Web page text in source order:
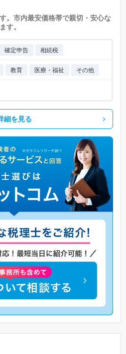
。市内最安価格帯で親切・安心な
す。
確定申告 相続税
教育 医療・福祉 その他
細を見る